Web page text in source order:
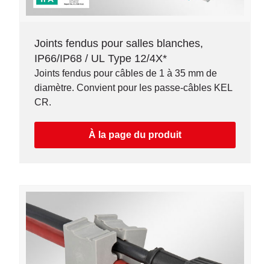
Joints fendus pour salles blanches,
IP66/IP68 / UL Type 12/4X*
Joints fendus pour câbles de 1 à 35 mm de
diamètre. Convient pour les passe-câbles KEL
CR.
À la page du produit